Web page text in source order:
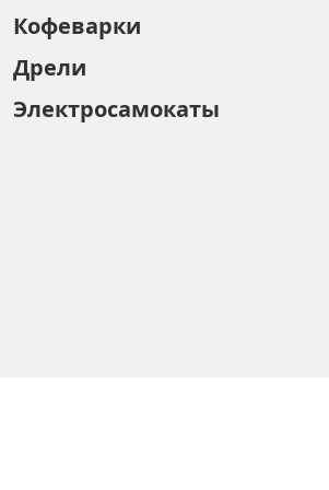
Кофеварки
Дрели
Электросамокаты